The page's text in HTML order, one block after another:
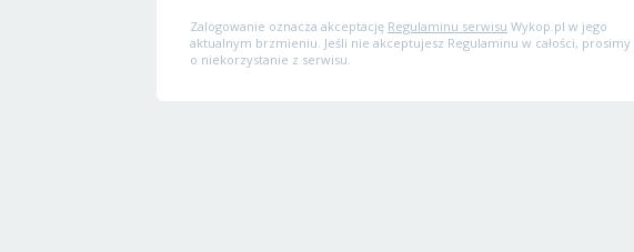
Zalogowanie oznacza akceptację Regulaminu serwisu Wykop.pl w jego
aktualnym brzmieniu. Jeśli nie akceptujesz Regulaminu w całości, prosimy
o niekorzystanie z serwisu.